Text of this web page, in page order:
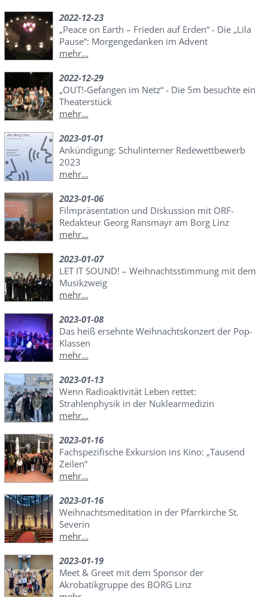
2022-12-23
„Peace on Earth – Frieden auf Erden“ - Die „Lila
Pause“: Morgengedanken im Advent
mehr...
2022-12-29
„OUT!-Gefangen im Netz“ - Die 5m besuchte ein
Theaterstück
mehr...
2023-01-01
Ankündigung: Schulinterner Redewettbewerb
2023
mehr...
2023-01-06
Filmpräsentation und Diskussion mit ORF-
Redakteur Georg Ransmayr am Borg Linz
mehr...
2023-01-07
LET IT SOUND! – Weihnachtsstimmung mit dem
Musikzweig
mehr...
2023-01-08
Das heiß ersehnte Weihnachtskonzert der Pop-
Klassen
mehr...
2023-01-13
Wenn Radioaktivität Leben rettet:
Strahlenphysik in der Nuklearmedizin
mehr...
2023-01-16
Fachspezifische Exkursion ins Kino: „Tausend
Zeilen“
mehr...
2023-01-16
Weihnachtsmeditation in der Pfarrkirche St.
Severin
mehr...
2023-01-19
Meet & Greet mit dem Sponsor der
Akrobatikgruppe des BORG Linz